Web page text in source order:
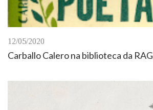
12/05/2020
Carballo Calero na biblioteca da RAG